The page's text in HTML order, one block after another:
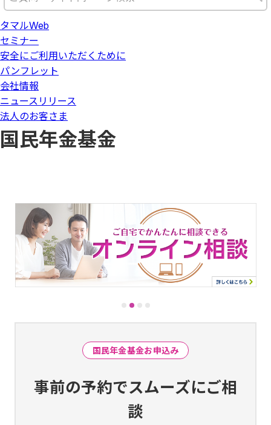
タマルWeb
セミナー
安全にご利用いただくために
パンフレット
会社情報
ニュースリリース
法人のお客さま
国民年金基金
国民年金基金お申込み
事前の予約でスムーズにご相
談